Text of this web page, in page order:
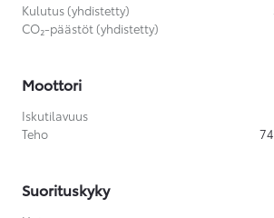
Kulutus (yhdistetty)
CO₂-päästöt (yhdistetty)
Moottori
Iskutilavuus
Teho
74
Suorituskyky